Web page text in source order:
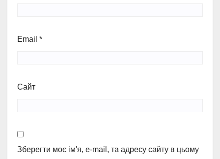
Email *
Сайт
Зберегти моє ім'я, e-mail, та адресу сайту в цьому